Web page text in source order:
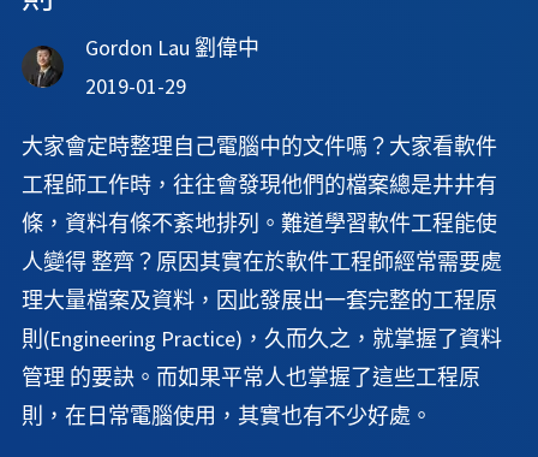
Gordon Lau 劉偉中
2019-01-29
大家會定時整理自己電腦中的文件嗎？大家看軟件
工程師工作時，往往會發現他們的檔案總是井井有
條，資料有條不紊地排列。難道學習軟件工程能使
人變得 整齊？原因其實在於軟件工程師經常需要處
理大量檔案及資料，因此發展出一套完整的工程原
則(Engineering Practice)，久而久之，就掌握了資料
管理 的要訣。而如果平常人也掌握了這些工程原
則，在日常電腦使用，其實也有不少好處。